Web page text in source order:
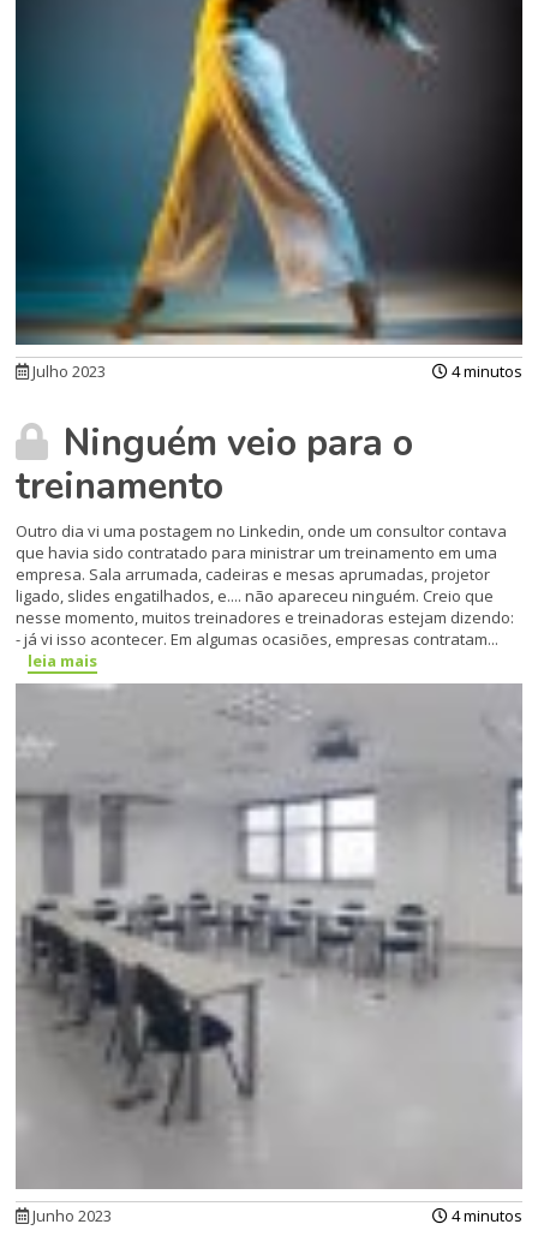
Julho 2023 4 minutos
Ninguém veio para o
treinamento
Outro dia vi uma postagem no Linkedin, onde um consultor contava
que havia sido contratado para ministrar um treinamento em uma
empresa. Sala arrumada, cadeiras e mesas aprumadas, projetor
ligado, slides engatilhados, e.... não apareceu ninguém. Creio que
nesse momento, muitos treinadores e treinadoras estejam dizendo:
- já vi isso acontecer. Em algumas ocasiões, empresas contratam...
leia mais
Junho 2023 4 minutos